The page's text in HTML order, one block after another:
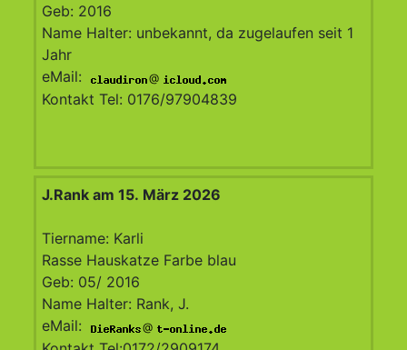
Geb: 2016
Name Halter: unbekannt, da zugelaufen seit 1
Jahr
eMail:
@
Kontakt Tel: 0176/97904839
J.Rank am 15. März 2026
Tiername: Karli
Rasse Hauskatze Farbe blau
Geb: 05/ 2016
Name Halter: Rank, J.
eMail:
@